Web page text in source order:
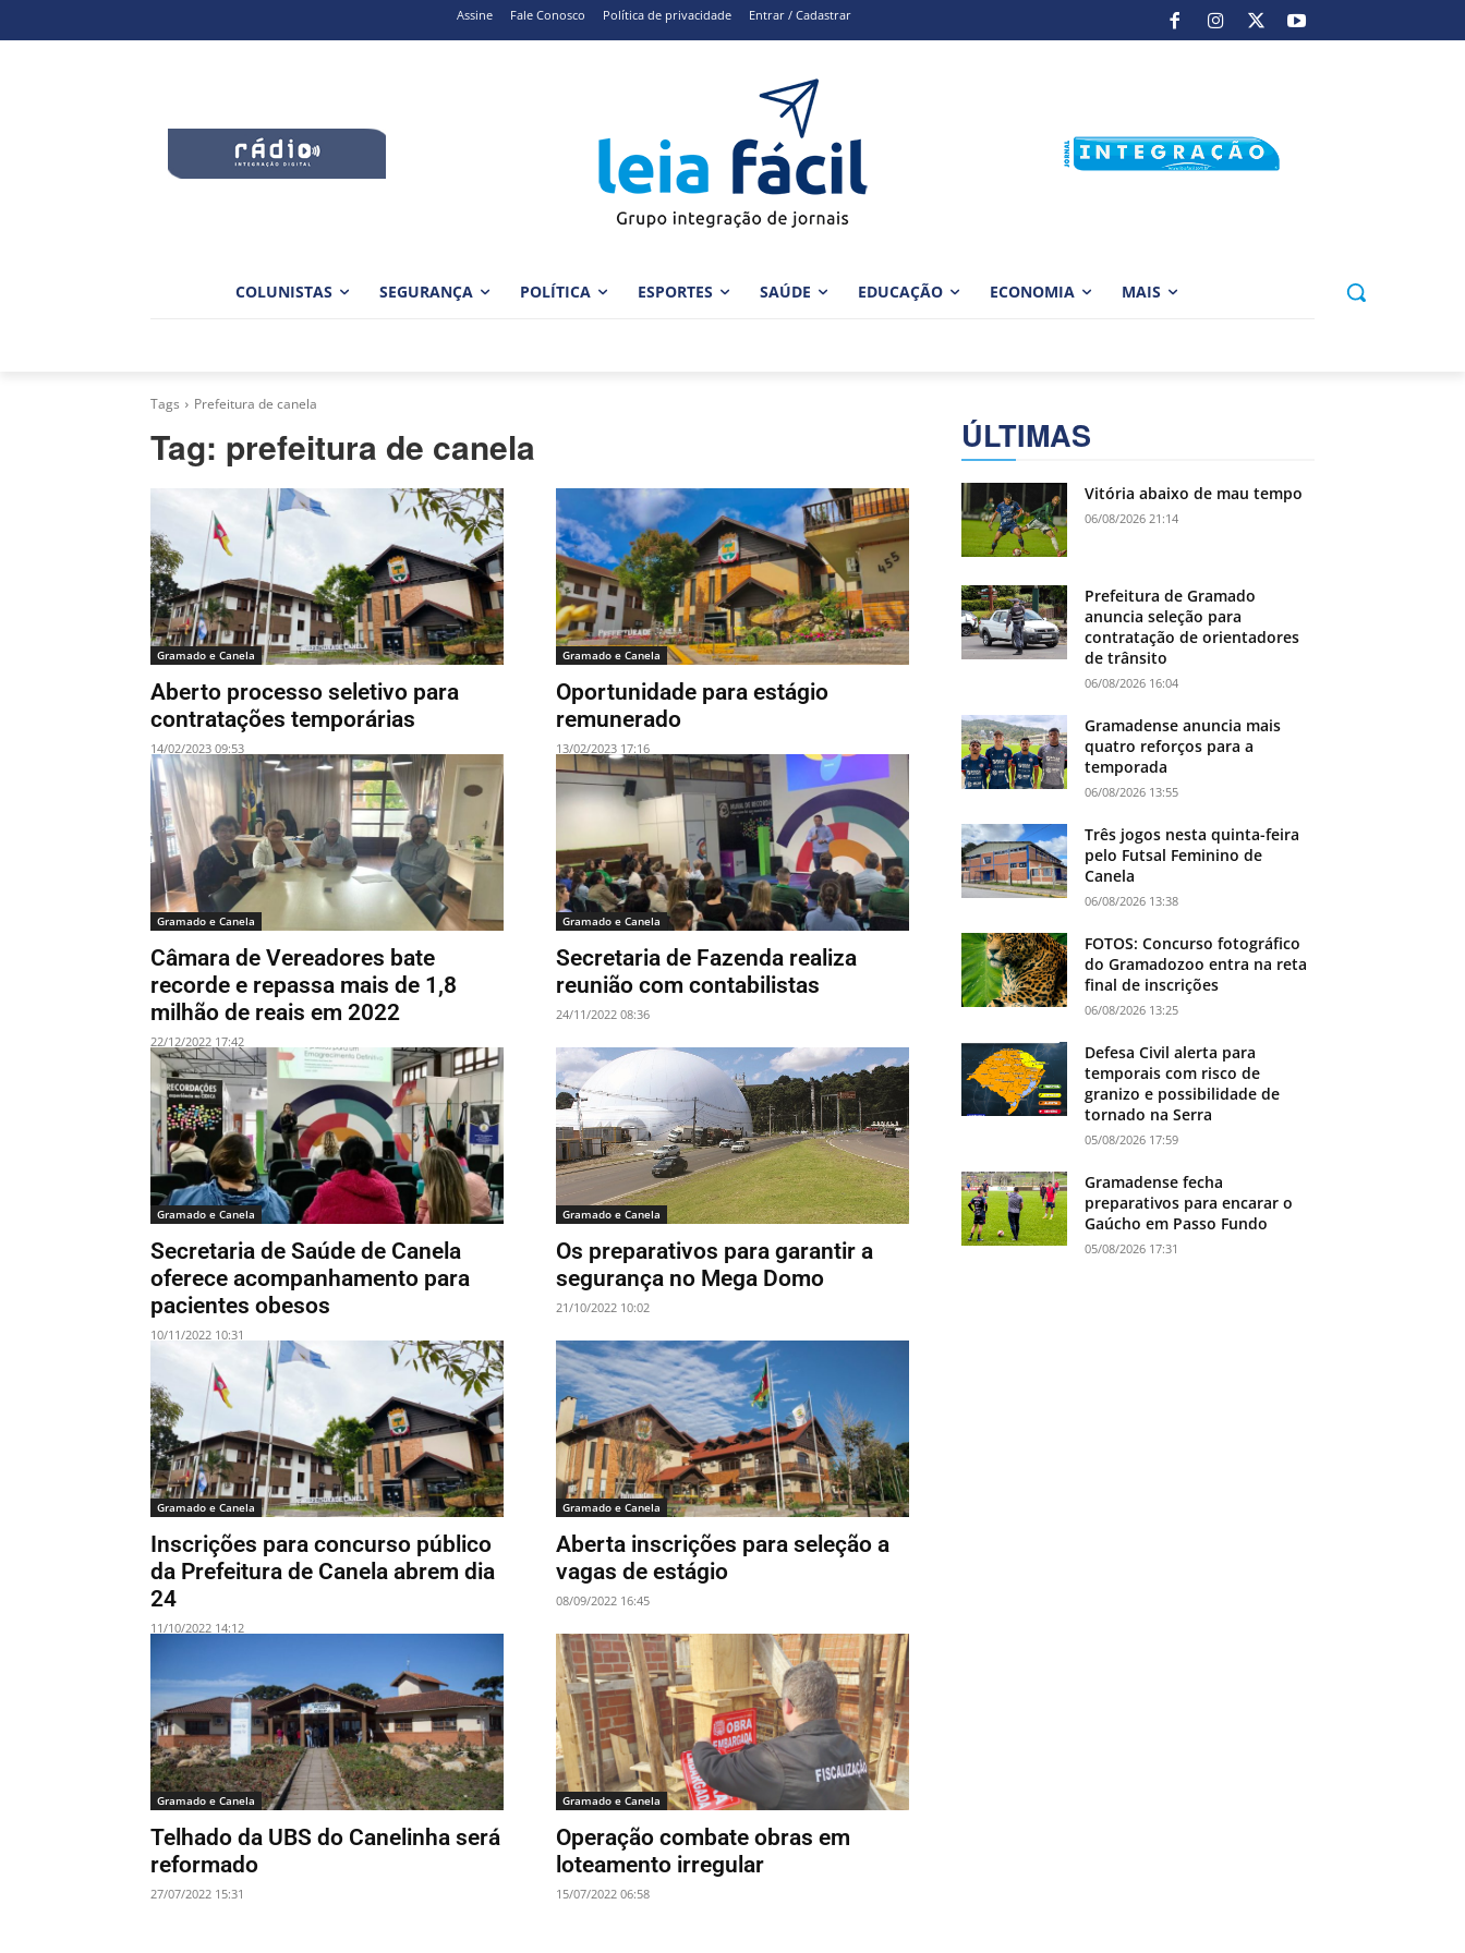
Assine Fale Conosco Política de privacidade Entrar / Cadastrar
COLUNISTAS SEGURANÇA POLÍTICA ESPORTES SAÚDE EDUCAÇÃO ECONOMIA MAIS
Tags Prefeitura de canela
Tag: prefeitura de canela
Gramado e Canela
Aberto processo seletivo para
contratações temporárias
14/02/2023 09:53
Gramado e Canela
Oportunidade para estágio
remunerado
13/02/2023 17:16
Gramado e Canela
Câmara de Vereadores bate
recorde e repassa mais de 1,8
milhão de reais em 2022
22/12/2022 17:42
Gramado e Canela
Secretaria de Fazenda realiza
reunião com contabilistas
24/11/2022 08:36
Gramado e Canela
Secretaria de Saúde de Canela
oferece acompanhamento para
pacientes obesos
10/11/2022 10:31
Gramado e Canela
Os preparativos para garantir a
segurança no Mega Domo
21/10/2022 10:02
Gramado e Canela
Inscrições para concurso público
da Prefeitura de Canela abrem dia
24
11/10/2022 14:12
Gramado e Canela
Aberta inscrições para seleção a
vagas de estágio
08/09/2022 16:45
Gramado e Canela
Telhado da UBS do Canelinha será
reformado
27/07/2022 15:31
Gramado e Canela
Operação combate obras em
loteamento irregular
15/07/2022 06:58
ÚLTIMAS
Vitória abaixo de mau tempo
06/08/2026 21:14
Prefeitura de Gramado
anuncia seleção para
contratação de orientadores
de trânsito
06/08/2026 16:04
Gramadense anuncia mais
quatro reforços para a
temporada
06/08/2026 13:55
Três jogos nesta quinta-feira
pelo Futsal Feminino de
Canela
06/08/2026 13:38
FOTOS: Concurso fotográfico
do Gramadozoo entra na reta
final de inscrições
06/08/2026 13:25
Defesa Civil alerta para
temporais com risco de
granizo e possibilidade de
tornado na Serra
05/08/2026 17:59
Gramadense fecha
preparativos para encarar o
Gaúcho em Passo Fundo
05/08/2026 17:31